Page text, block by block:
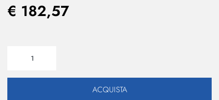
€ 182,57
ACQUISTA